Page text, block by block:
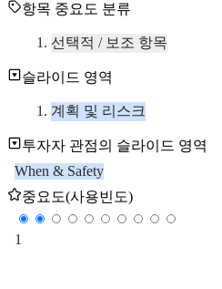
항목 중요도 분류
선택적 / 보조 항목
슬라이드 영역
계획 및 리스크
투자자 관점의 슬라이드 영역
When & Safety
중요도(사용빈도)
1